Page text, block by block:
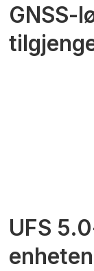
GNSS-
UFS
enheten